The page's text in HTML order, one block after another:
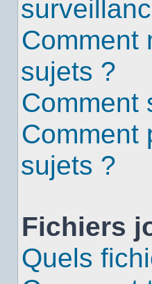
Comment
sujets ?
Comment
Comment
sujets ?
Fichiers
Quels